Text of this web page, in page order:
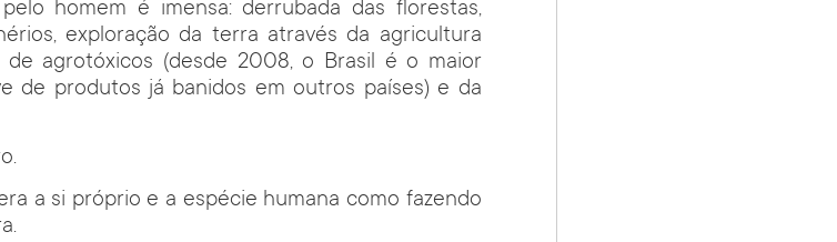
homem é imensa: derrubada das florestas,
exploração da terra através da agricultura
de agrotóxicos (desde 2008, o Brasil é o maior
de produtos já banidos em outros países) e da
a si próprio e a espécie humana como fazendo